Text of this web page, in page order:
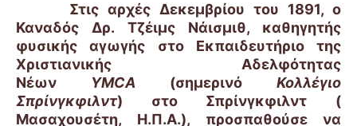
Στις αρχές Δεκεμβρίου του 1891, ο
Καναδός Δρ. Τζέιμς Νάισμιθ, καθηγητής
φυσικής αγωγής στο Εκπαιδευτήριο της
Χριστιανικής Αδελφότητας
Νέων YMCA (σημερινό Κολλέγιο
Σπρίνγκφιλντ) στο Σπρίνγκφιλντ (
Μασαχουσέτη, Η.Π.Α.), προσπαθούσε να